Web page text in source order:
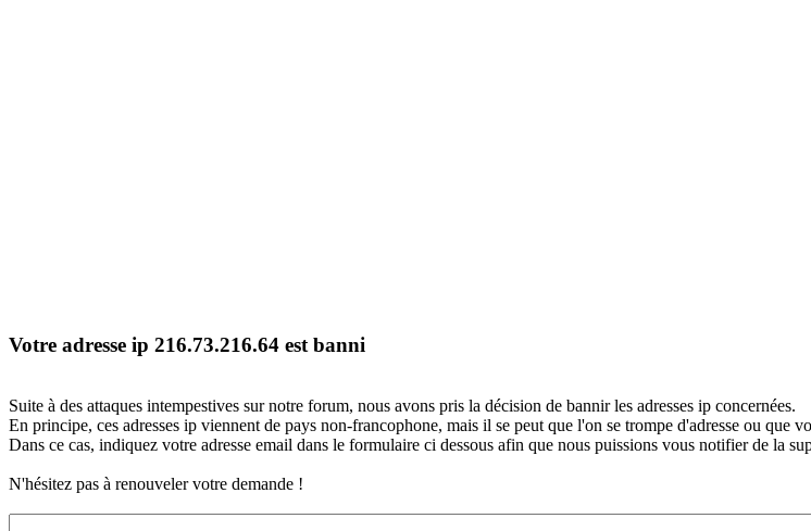
Votre adresse ip 216.73.216.64 est banni
Suite à des attaques intempestives sur notre forum, nous avons pris la décision de bannir les adresses ip concernées.
En principe, ces adresses ip viennent de pays non-francophone, mais il se peut que l'on se trompe d'adresse ou que
Dans ce cas, indiquez votre adresse email dans le formulaire ci dessous afin que nous puissions vous notifier de la
N'hésitez pas à renouveler votre demande !